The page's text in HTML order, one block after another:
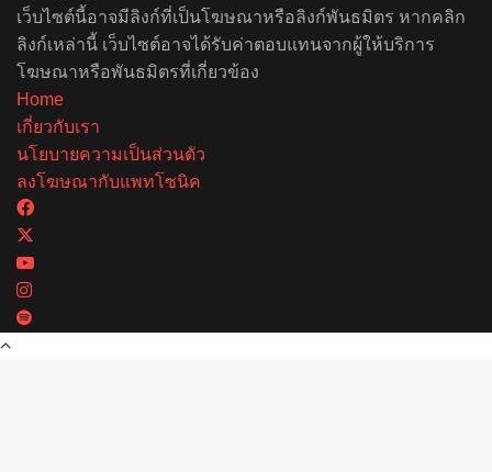
เว็บไซต์นี้อาจมีลิงก์ที่เป็นโฆษณาหรือลิงก์พันธมิตร หากคลิก
ลิงก์เหล่านี้ เว็บไซต์อาจได้รับค่าตอบแทนจากผู้ให้บริการ
โฆษณาหรือพันธมิตรที่เกี่ยวข้อง
Home
เกี่ยวกับเรา
นโยบายความเป็นส่วนตัว
ลงโฆษณากับแพทโซนิค